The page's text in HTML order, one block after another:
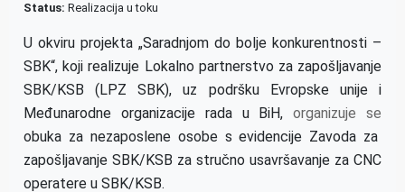
Status: Realizacija u toku
U okviru projekta „Saradnjom do bolje konkurentnosti –
SBK“, koji realizuje Lokalno partnerstvo za zapošljavanje
SBK/KSB (LPZ SBK), uz podršku Evropske unije i
Međunarodne organizacije rada u BiH,organizuje se
obuka za nezaposlene osobe s evidencije Zavoda za
zapošljavanje SBK/KSB za stručno usavršavanje za CNC
operatere u SBK/KSB.